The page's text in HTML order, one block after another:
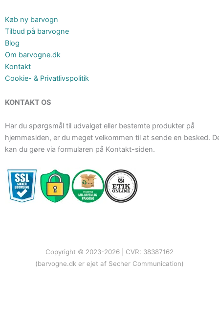
Køb ny barvogn
Tilbud på barvogne
Blog
Om barvogne.dk
Kontakt
Cookie- & Privatlivspolitik
KONTAKT OS
Har du spørgsmål til udvalget eller bestemte produkter på
hjemmesiden, er du meget velkommen til at sende en besked.
kan du gøre via formularen på Kontakt-siden.
Copyright © 2023-2026 | CVR: 38387162
(barvogne.dk er ejet af Secher Communication)